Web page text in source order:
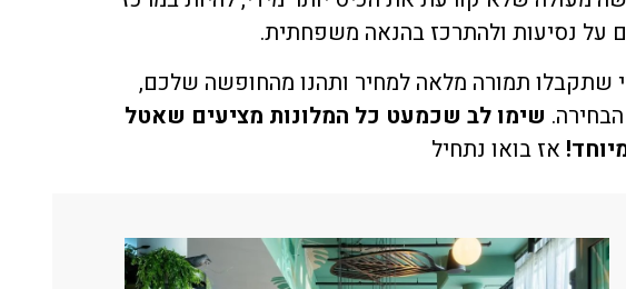
על נסיעות ולהתרכז בהנאה משפחתית.
שתקבלו תמורה מלאה למחיר ותהנו מהחופשה שלכם,
שימו לב שכמעט כל המלונות מציעים שאטל
אז בואו נתחיל